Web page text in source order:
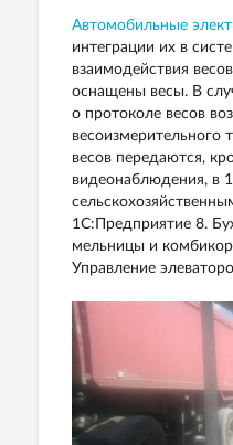
Автомобильные
интеграции их в
взаимодействия
оснащены весы. В
о протоколе весов
весов передаются,
видеонаблюдения, в
1С:Предприятие 8.
мельницы и
Управление